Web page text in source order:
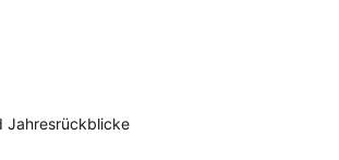
Jahresrückblicke